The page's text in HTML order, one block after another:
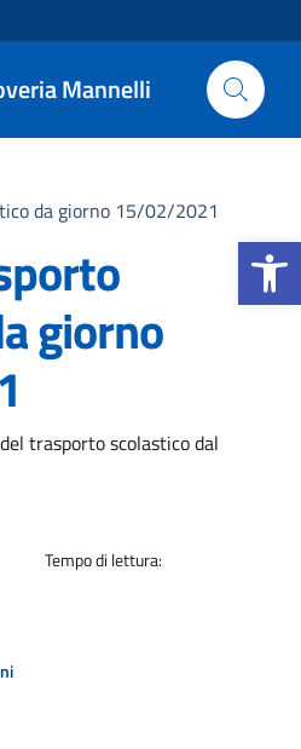
Apri la
Mannelli
da giorno 15/02/2021
giorno
trasporto scolastico dal
Tempo di lettura: